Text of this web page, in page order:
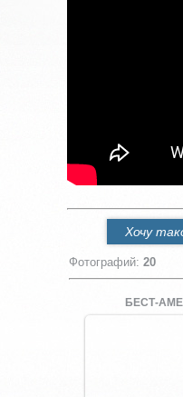
Хочу
Фотографий: 20
БЕСТ-